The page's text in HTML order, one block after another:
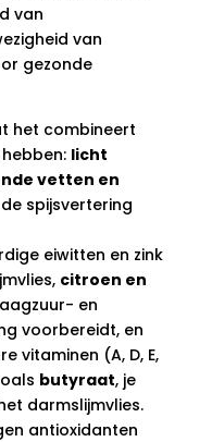
van
van
gezonde
het combineert
licht
vetten en
spijsvertering
eiwitten en zink
citroen en
en
voorbereidt, en
vitaminen (A, D, E,
butyraat, je
darmslijmvlies.
antioxidanten